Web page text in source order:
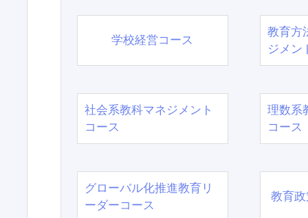
学校経営コース
教育方
ジメン
社会系教科マネジメント
コース
理数系
コース
グローバル化推進教育リ
ーダーコース
教育